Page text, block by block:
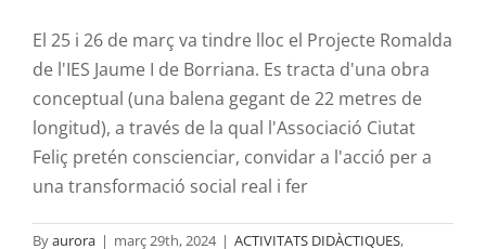
El 25 i 26 de març va tindre lloc el Projecte Romalda
de l'IES Jaume I de Borriana. Es tracta d'una obra
conceptual (una balena gegant de 22 metres de
longitud), a través de la qual l'Associació Ciutat
Feliç pretén conscienciar, convidar a l'acció per a
una transformació social real i fer
Byaurora | març 29th, 2024 | ACTIVITATS DIDÀCTIQUES,